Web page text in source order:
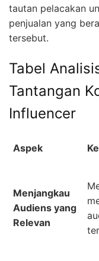
tautan pelacakan
penjualan yang
tersebut.
Tabel
Tantangan
Influencer
Aspek
Menjangkau
Audiens yang
Relevan